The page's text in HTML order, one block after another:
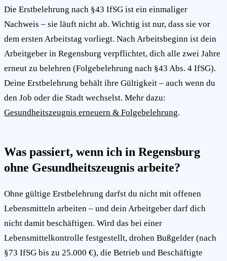
Die Erstbelehrung nach §43 IfSG ist ein einmaliger
Nachweis – sie läuft nicht ab. Wichtig ist nur, dass sie vor
dem ersten Arbeitstag vorliegt. Nach Arbeitsbeginn ist dein
Arbeitgeber in Regensburg verpflichtet, dich alle zwei Jahre
erneut zu belehren (Folgebelehrung nach §43 Abs. 4 IfSG).
Deine Erstbelehrung behält ihre Gültigkeit – auch wenn du
den Job oder die Stadt wechselst. Mehr dazu:
Gesundheitszeugnis erneuern & Folgebelehrung.
Was passiert, wenn ich in Regensburg
ohne Gesundheitszeugnis arbeite?
Ohne gültige Erstbelehrung darfst du nicht mit offenen
Lebensmitteln arbeiten – und dein Arbeitgeber darf dich
nicht damit beschäftigen. Wird das bei einer
Lebensmittelkontrolle festgestellt, drohen Bußgelder (nach
§73 IfSG bis zu 25.000 €), die Betrieb und Beschäftigte